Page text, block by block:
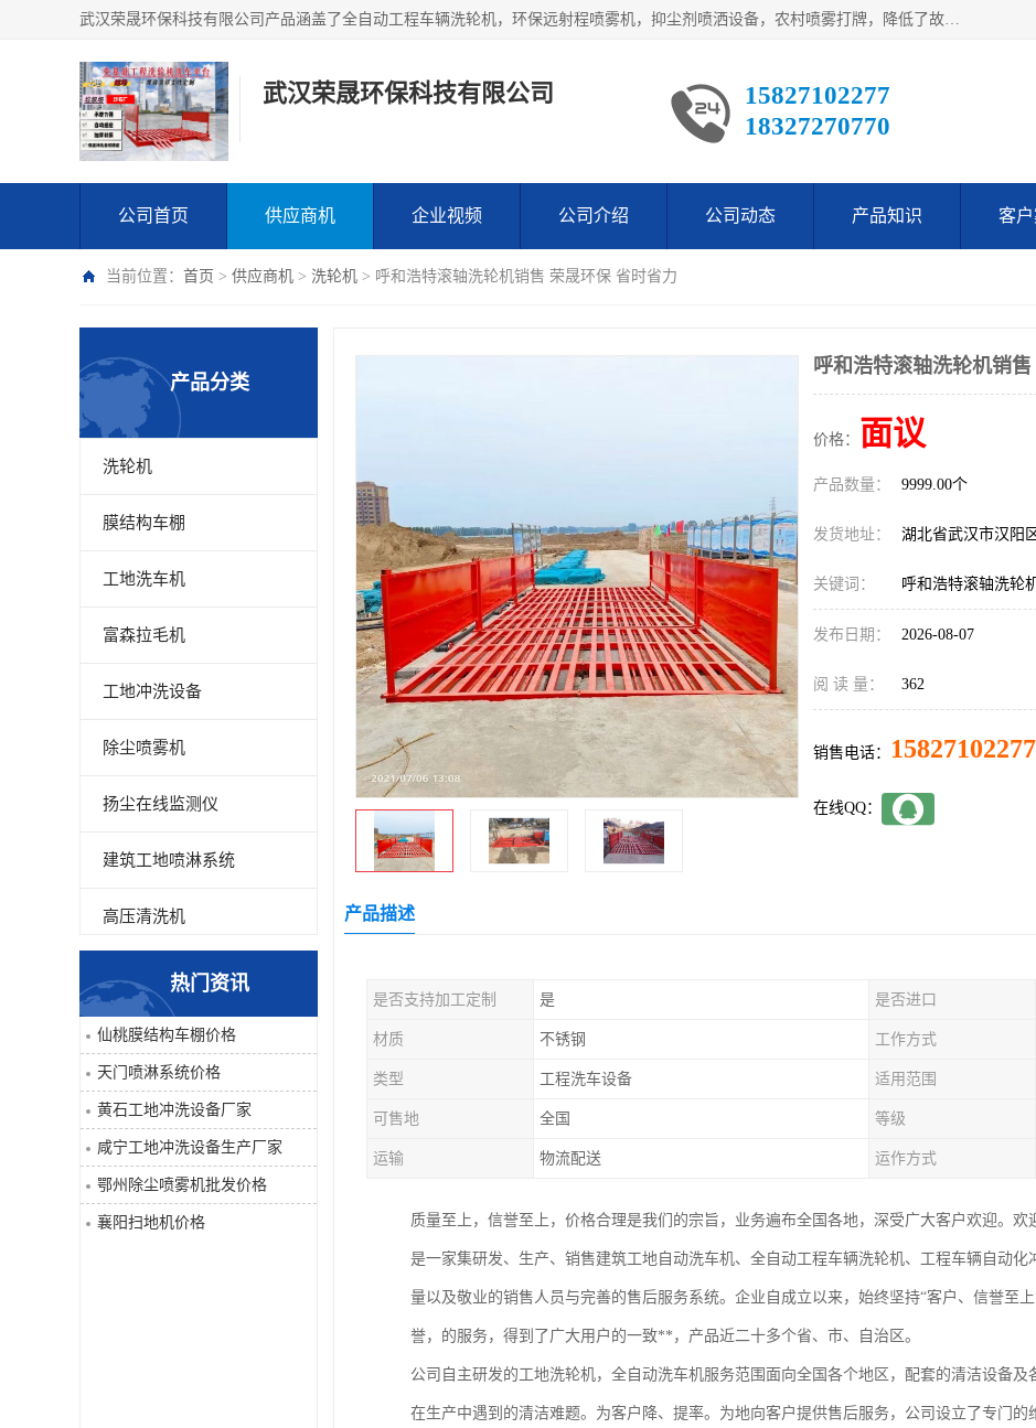
武汉荣晟环保科技有限公司产品涵盖了全自动工程车辆洗轮机，环保远射程喷雾机，抑尘剂喷洒设备，农村喷雾打牌，降低了故障率。多次获得环保科技进步奖，赢得了广大客户的一直好评.
武汉荣晟环保科技有限公司
15827102277
18327270770
公司首页 供应商机 企业视频 公司介绍 公司动态 产品知识 客户
当前位置： 首页 > 供应商机 > 洗轮机 > 呼和浩特滚轴洗轮机销售 荣晟环保 省时省力
产品分类
洗轮机
膜结构车棚
工地洗车机
富森拉毛机
工地冲洗设备
除尘喷雾机
扬尘在线监测仪
建筑工地喷淋系统
高压清洗机
高压喷雾设备
喷淋系统
洒水车
洗地机
吸尘器
热门资讯
仙桃膜结构车棚价格
天门喷淋系统价格
黄石工地冲洗设备厂家
咸宁工地冲洗设备生产厂家
鄂州除尘喷雾机批发价格
襄阳扫地机价格
呼和浩特滚轴洗轮机销
价格： 面议
产品数量： 9999.00个
发货地址： 湖北省武汉市汉阳
关键词： 呼和浩特滚轴洗轮
发布日期： 2026-08-07
阅 读 量： 362
销售电话： 15827102277
在线QQ：
产品描述
是否支持加工定制 是 是否进口
材质 不锈钢 工作方式
类型 工程洗车设备 适用范围
可售地 全国 等级
运输 物流配送 运作方式
质量至上，信誉至上，价格合理是我们的宗旨，业务遍布全国各地，深受广大客户欢迎。欢
是一家集研发、生产、销售建筑工地自动洗车机、全自动工程车辆洗轮机、工程车辆自动
量以及敬业的销售人员与完善的售后服务系统。企业自成立以来，始终坚持“客户、信誉至
誉，的服务，得到了广大用户的一致**，产品近二十多个省、市、自治区。
公司自主研发的工地洗轮机，全自动洗车机服务范围面向全国各个地区，配套的清洁设备
在生产中遇到的清洁难题。为客户降、提率。为地向客户提供售后服务，公司设立了专门